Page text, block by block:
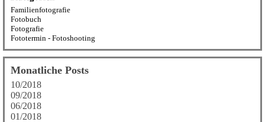
Familienfotografie
Fotobuch
Fotografie
Fototermin - Fotoshooting
Monatliche Posts
10/2018
09/2018
06/2018
01/2018